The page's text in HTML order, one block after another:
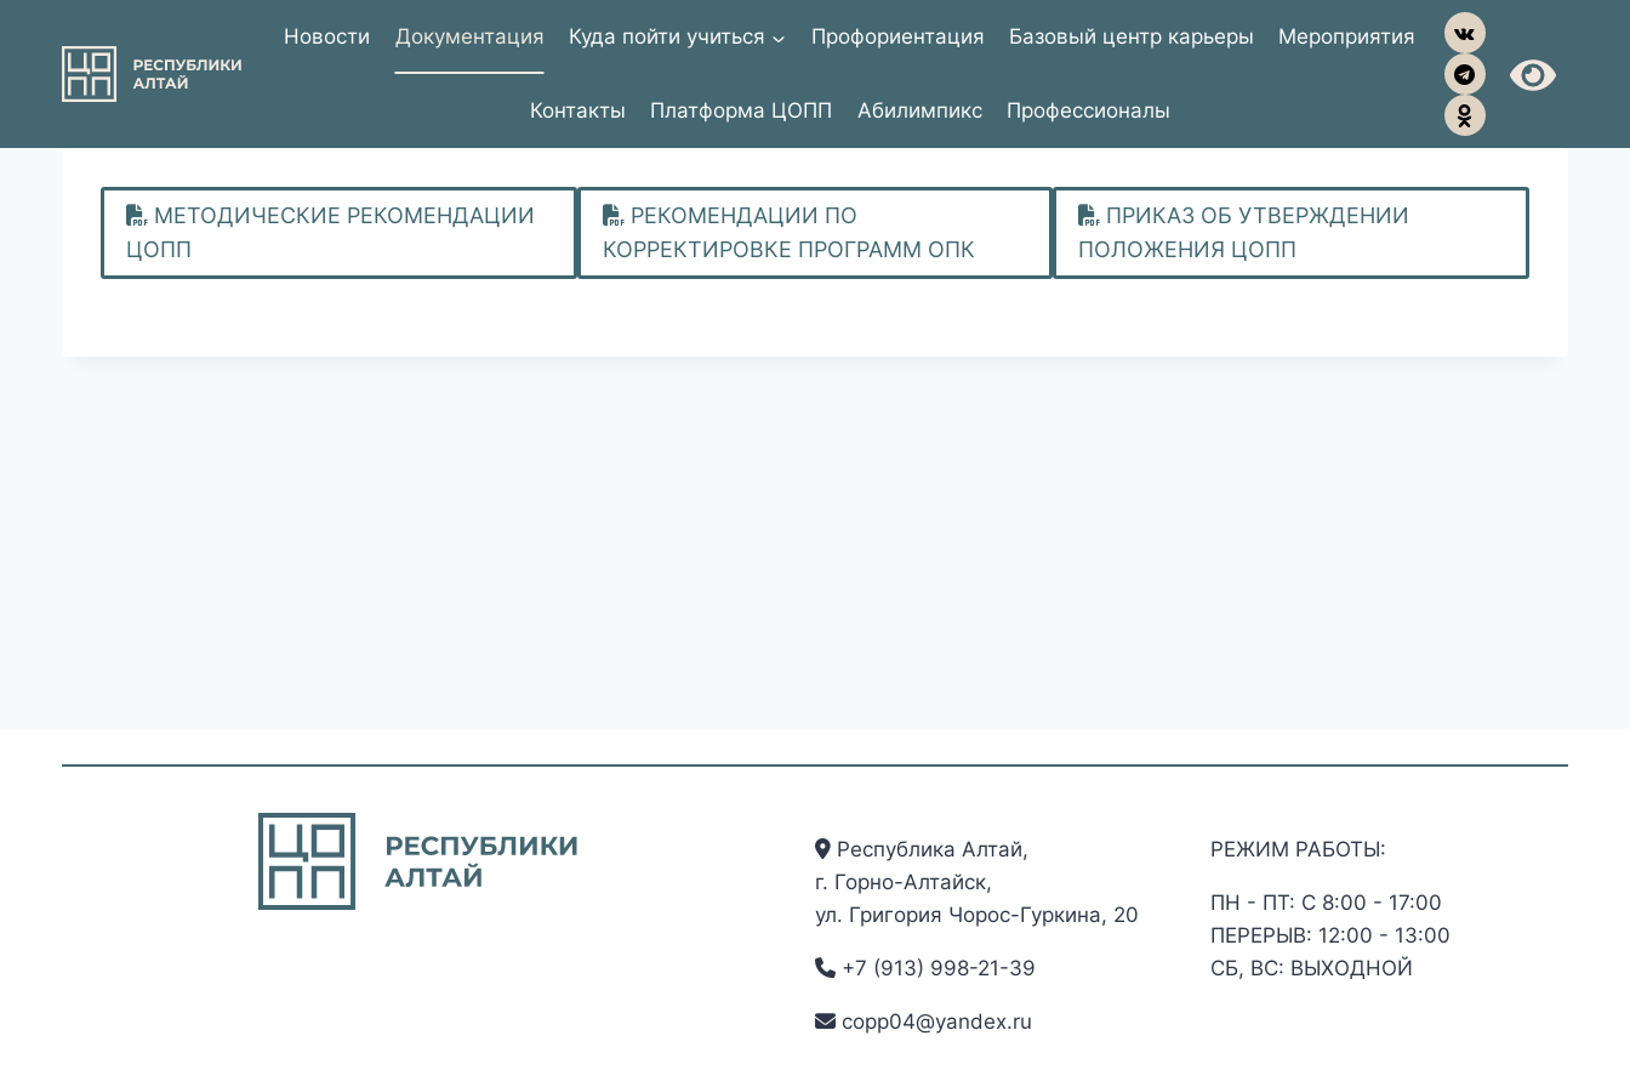
содержимому
Новости Документация Куда пойти учиться Профориентация Базовый центр карьеры Мероприятия
Контакты Платформа ЦОПП Абилимпикс Профессионалы
МЕТОДИЧЕСКИЕ РЕКОМЕНДАЦИИ
ЦОПП
РЕКОМЕНДАЦИИ ПО
КОРРЕКТИРОВКЕ ПРОГРАММ ОПК
ПРИКАЗ ОБ УТВЕРЖДЕНИИ
ПОЛОЖЕНИЯ ЦОПП
Республика Алтай,
г. Горно-Алтайск,
ул. Григория Чорос-Гуркина, 20
+7 (913) 998-21-39
copp04@yandex.ru
РЕЖИМ РАБОТЫ:
ПН - ПТ: С 8:00 - 17:00
ПЕРЕРЫВ: 12:00 - 13:00
СБ, ВС: ВЫХОДНОЙ